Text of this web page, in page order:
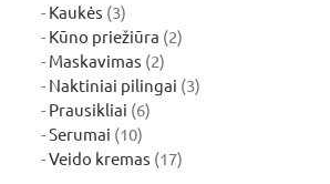
Kaukės 33
produktai
Kūno priežiūra 22
Maskavimas 22
produktai
Naktiniai pilingai 33
Prausikliai 66
Serumai 1010
produktų
Veido kremas 1717